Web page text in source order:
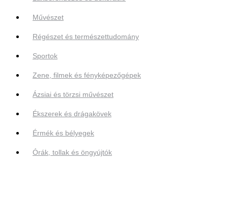
Művészet
Régészet és természettudomány
Sportok
Zene, filmek és fényképezőgépek
Ázsiai és törzsi művészet
Ékszerek és drágakövek
Érmék és bélyegek
Órák, tollak és öngyújtók